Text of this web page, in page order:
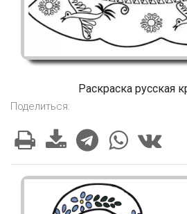
Раскраска русская
Поделиться: